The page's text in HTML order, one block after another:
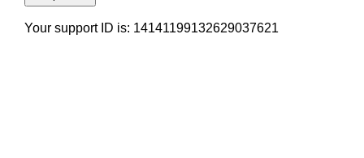
Your support ID is: 14141199132629037621